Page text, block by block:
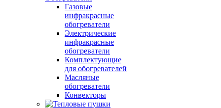
Газовые
инфракрасные
обогреватели
Электрические
инфракрасные
обогреватели
Комплектующие
для обогревателей
Масляные
обогреватели
Конвекторы